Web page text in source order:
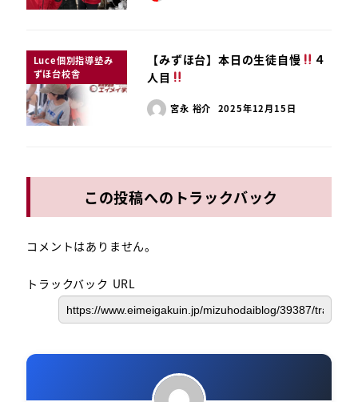
Luce個別指導塾み
ずほ台校舎
【みずほ台】本日の生徒自慢
４
人目
宮永 裕介 2025年12月15日
この投稿へのトラックバック
コメントはありません。
トラックバック URL